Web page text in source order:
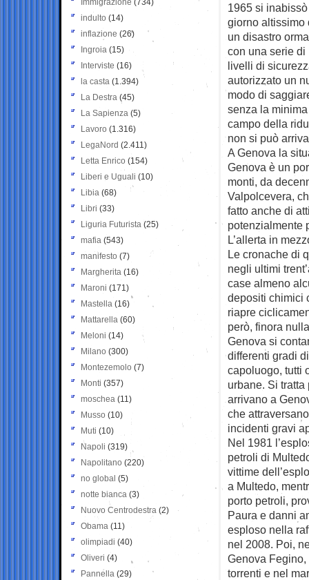
1965 si
giorno altissimo
un disastro
con una serie
livelli di
autorizzato un
modo di
senza la
campo della
non si può
A Genova la
Genova è un
monti, da
Valpolcevera,
fatto anche di
potenzialmente
L’allerta in
Le cronache di
negli ultimi
case almeno
depositi chimici
riapre
però, finora
Genova si
differenti gradi
capoluogo, tutti
urbane. Si
arrivano a
che
incidenti gravi
Nel 1981
petroli di
vittime
a Multedo,
porto petroli,
Paura e danni
esploso nella
nel 2008. Poi,
Genova
torrenti e nel
Immigrazione (734)
indulto (14)
inflazione (26)
Ingroia (15)
Interviste (16)
la casta (1.394)
La Destra (45)
La Sapienza (5)
Lavoro (1.316)
LegaNord (2.411)
Letta Enrico (154)
Liberi e Uguali (10)
Libia (68)
Libri (33)
Liguria Futurista (25)
mafia (543)
manifesto (7)
Margherita (16)
Maroni (171)
Mastella (16)
Mattarella (60)
Meloni (14)
Milano (300)
Montezemolo (7)
Monti (357)
moschea (11)
Musso (10)
Muti (10)
Napoli (319)
Napolitano (220)
no global (5)
notte bianca (3)
Nuovo Centrodestra (2)
Obama (11)
olimpiadi (40)
Oliveri (4)
Pannella (29)